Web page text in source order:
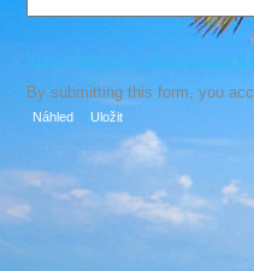
Více informací o možnostech
By submitting this form, you